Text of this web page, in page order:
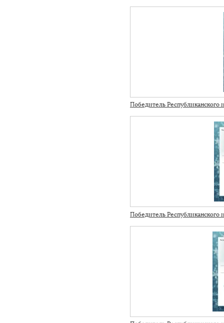
Победитель Республиканского
Победитель Республиканского